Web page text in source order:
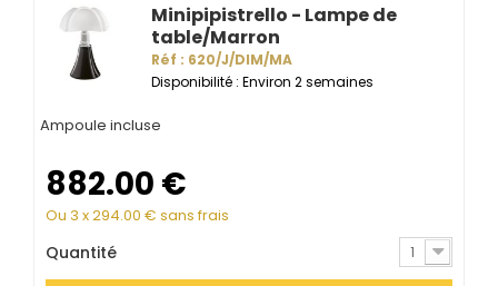
Minipipistrello - Lampe de
table/Marron
Réf : 620/J/DIM/MA
Disponibilité : Environ 2 semaines
Ampoule incluse
882.00 €
Ou 3 x294.00 € sans frais
Quantité 1